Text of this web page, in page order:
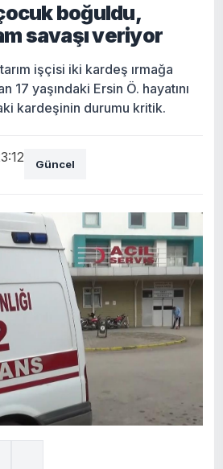
boğuldu,
savaşı veriyor
işçisi iki kardeş ırmağa
17 yaşındaki Ersin Ö. hayatını
kardeşinin durumu kritik.
Güncel